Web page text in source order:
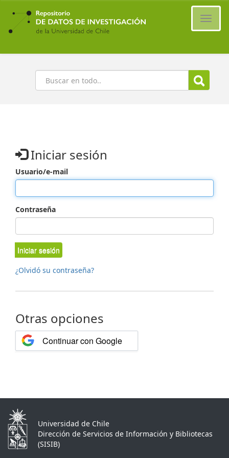
Ir
contenido
principal
Buscar
Iniciar sesión
Usuario/e-mail
Contraseña
Iniciar sesión
¿Olvidó su contraseña?
Otras opciones
Continuar con Google
Universidad de Chile
Dirección de Servicios de Información y Bibliotecas
(SISIB)